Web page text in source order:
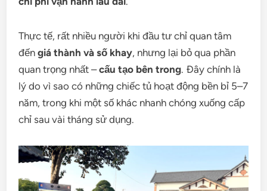
Thực tế, rất nhiều người khi đầu tư chỉ quan tâm
đếngiá thành và số khay, nhưng lại bỏ qua phần
quan trọng nhất –cấu tạo bên trong. Đây chính là
lý do vì sao có những chiếc tủ hoạt động bền bỉ 5–7
năm, trong khi một số khác nhanh chóng xuống cấp
chỉ sau vài tháng sử dụng.